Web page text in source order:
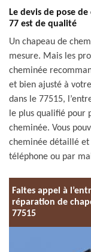
Le devis de pose
77 est de qualité
Un chapeau de
mesure. Mais les
cheminée
et bien ajusté à
dans le 77515,
le plus qualifié pour
cheminée. Vous
cheminée détaillé et
téléphone ou par
Faites appel à
réparation de
77515